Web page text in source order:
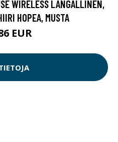
WIRELESS LANGALLINEN,
HOPEA, MUSTA
EUR